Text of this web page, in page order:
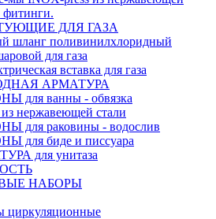
фитинги.
ДЛЯ ГАЗА
шланг поливинилхлоридный
для газа
вставка для газа
АРМАТУРА
для ванны - обвязка
нержавеющей стали
для раковины - водослив
для биде и писсуара
для унитаза
НАБОРЫ
циркуляционные